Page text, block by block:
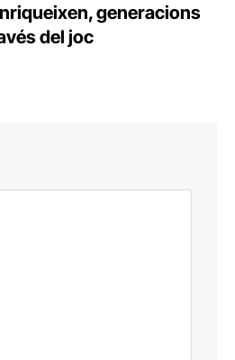
generacions
del joc